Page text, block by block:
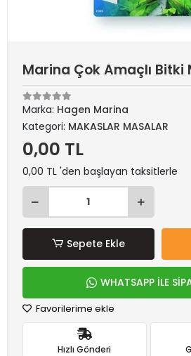
Marina Çok Amaçlı Bitki
Marka: Hagen Marina
Kategori: MAKASLAR MASALAR
0,00 TL
0,00 TL 'den başlayan taksitlerle
Sepete Ekle
WHATSAPP İLE
Favorilerime ekle
Hızlı Gönderi